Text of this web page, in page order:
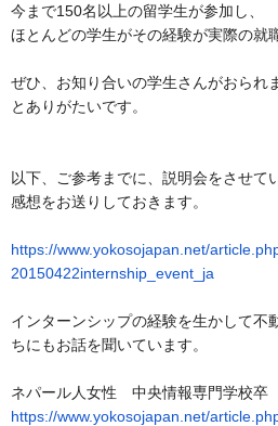
今まで150名以上の留学生が参加し、
ほとんどの学生がその経験が実際の就
ぜひ、お知り合いの学生さんがおられ
とありがたいです。
以下、ご参考までに、 説明会をさせて
感想をお送りしておき ます。
https://www.yokosojapan.net/
20150422internship_event_ja
インターンシップの経験を生かして不
ちにもお話を聞いています。
ネパール人女性 中央情報専門学校卒
https://www.yokosojapan.net/